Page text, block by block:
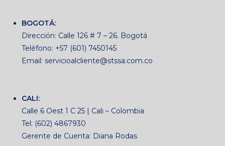
BOGOTÁ:
Dirección: Calle 126 # 7 – 26. Bogotá
Teléfono: +57 (601) 7450145
Email: servicioalcliente@stssa.com.co
CALI:
Calle 6 Oest 1 C 25 | Cali – Colombia
Tel: (602) 4867930
Gerente de Cuenta: Diana Rodas